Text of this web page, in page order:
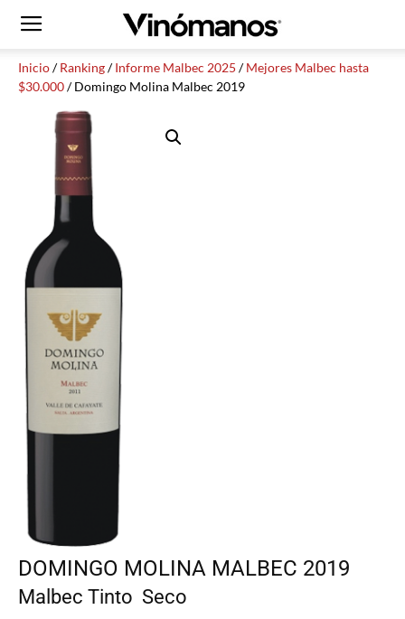
Inicio/Ranking/Informe Malbec 2025 /Mejores Malbec hasta
$30.000/ Domingo Molina Malbec 2019
DOMINGO MOLINA MALBEC 2019
Malbec Tinto Seco